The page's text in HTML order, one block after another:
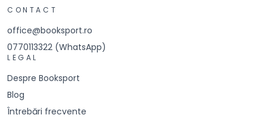
CONTACT
office@booksport.ro
0770113322 (WhatsApp)
LEGAL
Despre Booksport
Blog
Întrebări frecvente